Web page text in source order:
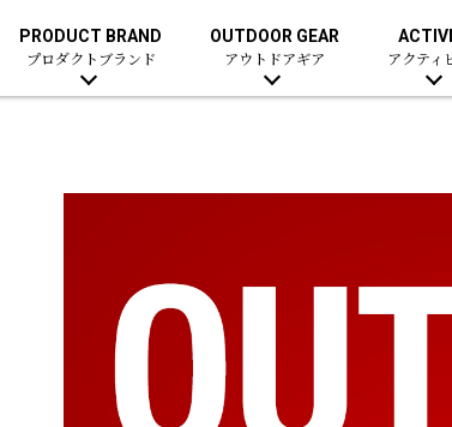
PRODUCT BRAND
プロダクトブランド
OUTDOOR GEAR
アウトドアギア アクティ